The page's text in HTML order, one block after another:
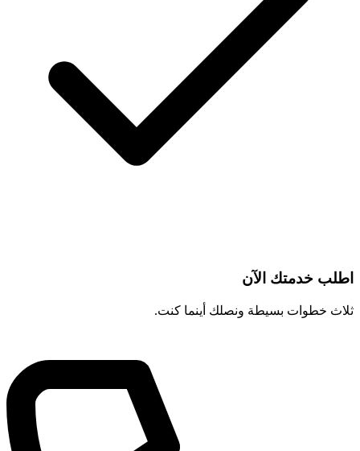
اطلب خدمتك الآن
ثلاث خطوات بسيطة ونصلك أينما كنت.